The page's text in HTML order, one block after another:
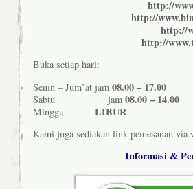
http://
http://
http://
http://
Buka setiap hari:
Senin – Jum’at jam 08.00 – 17.00
Sabtu jam 08.00 – 14.00
Minggu LIBUR
Kami juga sediakan link pemesanan via
Informasi &